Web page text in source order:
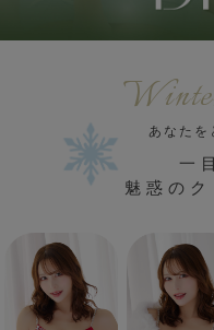
GLAMOROUS
JEAN MACLEAN
JENNNY
あなた
一
魅惑のク